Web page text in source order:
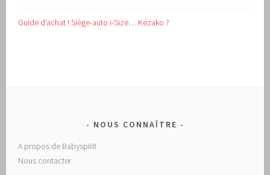
Guide d’achat !Siège-auto i-Size… Kézako ?
NOUS CONNAÎTRE
A propos de Babyspirit
Nous contacter